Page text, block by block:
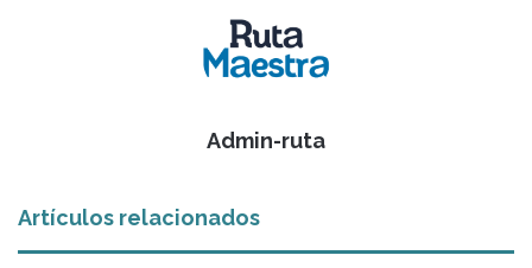
Admin-ruta
Artículos relacionados